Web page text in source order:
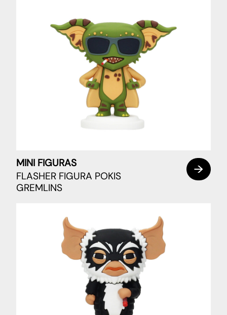
MINI FIGURAS
FLASHER FIGURA POKIS
GREMLINS